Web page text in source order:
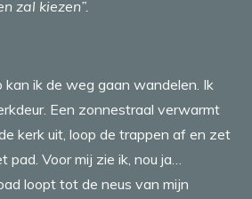
zal kiezen”.
ik de weg gaan wandelen. Ik
Een zonnestraal verwarmt
kerk uit, loop de trappen af en zet
pad. Voor mij zie ik, nou ja…
loopt tot de neus van mijn